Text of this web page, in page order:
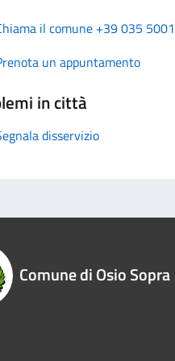
il comune +39 035
un appuntamento
in città
disservizio
Comune di Osio Sopra